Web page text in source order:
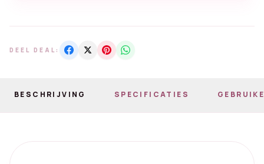
DEEL DEAL:
BESCHRIJVING SPECIFICATIES